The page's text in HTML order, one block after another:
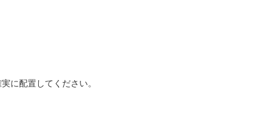
に配置してください。